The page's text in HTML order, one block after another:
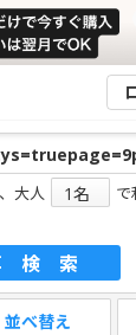
大人
で
検索
並べ替え